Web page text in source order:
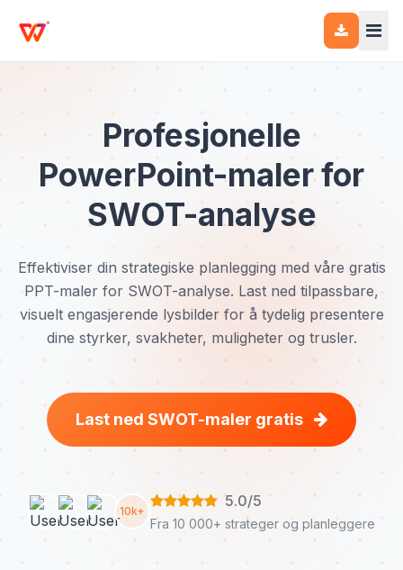
Profesjonelle
PowerPoint-maler for
SWOT-analyse
Effektiviser din strategiske planlegging med våre gratis
PPT-maler for SWOT-analyse. Last ned tilpassbare,
visuelt engasjerende lysbilder for å tydelig presentere
dine styrker, svakheter, muligheter og trusler.
Last ned SWOT-maler gratis
10k+
5.0/5
Fra 10 000+ strateger og planleggere